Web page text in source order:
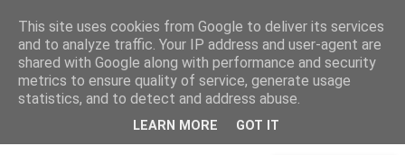
Je pense donc j'écris
mardi 26 avril 2011
Voter à 16 ans?
This site uses cookies from Google to deliver its services
and to analyze traffic. Your IP address and user-agent are
shared with Google along with performance and security
metrics to ensure quality of service, generate usage
statistics, and to detect and address abuse.
LEARN MORE GOT IT